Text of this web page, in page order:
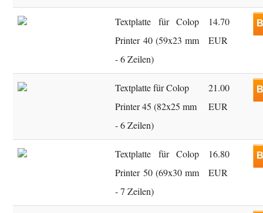
Textplatte für Colop
Printer 40 (59x23 mm
- 6 Zeilen)
14.70
EUR
Textplatte für Colop
Printer 45 (82x25 mm
- 6 Zeilen)
21.00
EUR
Textplatte für Colop
Printer 50 (69x30 mm
- 7 Zeilen)
16.80
EUR